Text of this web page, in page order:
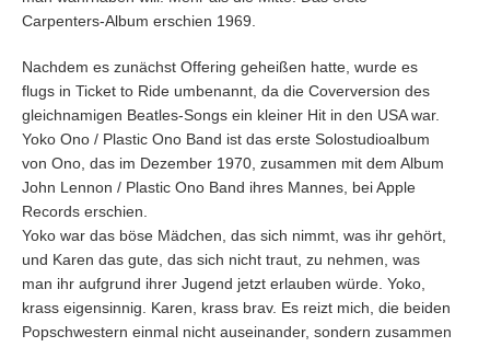
Carpenters-Album erschien 1969.
Nachdem es zunächst Offering geheißen hatte, wurde es
flugs in Ticket to Ride umbenannt, da die Coverversion des
gleichnamigen Beatles-Songs ein kleiner Hit in den USA war.
Yoko Ono / Plastic Ono Band ist das erste Solostudioalbum
von Ono, das im Dezember 1970, zusammen mit dem Album
John Lennon / Plastic Ono Band ihres Mannes, bei Apple
Records erschien.
Yoko war das böse Mädchen, das sich nimmt, was ihr gehört,
und Karen das gute, das sich nicht traut, zu nehmen, was
man ihr aufgrund ihrer Jugend jetzt erlauben würde. Yoko,
krass eigensinnig. Karen, krass brav. Es reizt mich, die beiden
Popschwestern einmal nicht auseinander, sondern zusammen